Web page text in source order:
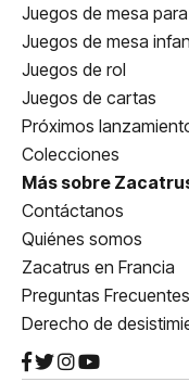
Juegos de mesa
Juegos de mesa
Juegos de rol
Juegos de cartas
Próximos
Colecciones
Más sobre
Contáctanos
Quiénes somos
Zacatrus en Francia
Preguntas Frecuentes
Derecho de